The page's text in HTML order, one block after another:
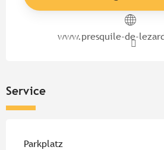
www.presquile-de-
Service
Parkplatz